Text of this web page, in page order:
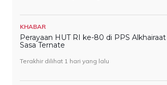
KHABAR
Perayaan HUT RI ke-80 di PPS Alkhairaat
Sasa Ternate
Terakhir dilihat 1 hari yang lalu